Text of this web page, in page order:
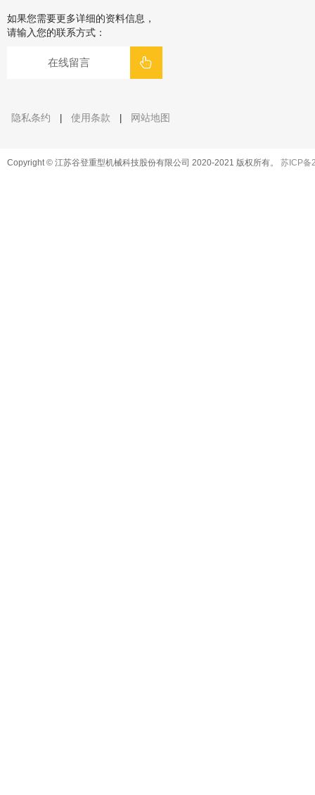
如果您需要更多详细的资料信息，
请输入您的联系方式：
在线留言
隐私条约 使用条款 网站地图
Copyright © 江苏谷登重型机械科技股份有限公司 2020-2021 版权所有。 苏ICP备